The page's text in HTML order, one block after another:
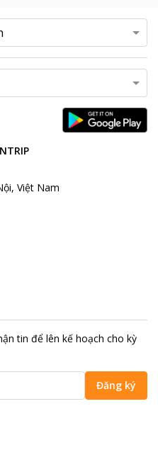
Việt Nam
tin để lên kế hoạch cho kỳ
Đăng ký